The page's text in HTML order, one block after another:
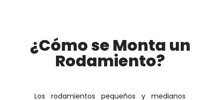
¿Cómo se Monta un
Rodamiento?
Los rodamientos pequeños y medianos